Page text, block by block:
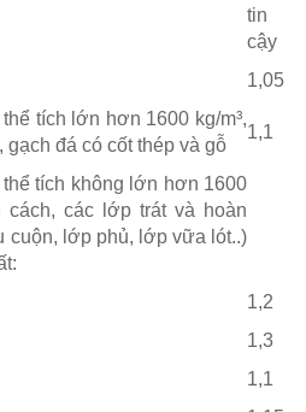
tin
cậy
1,05
tích lớn hơn 1600 kg/m³,
gạch đá có cốt thép và gỗ
1,1
tích không lớn hơn 1600
cách, các lớp trát và hoàn
cuộn, lớp phủ, lớp vữa lót..)
1,2
1,3
1,1